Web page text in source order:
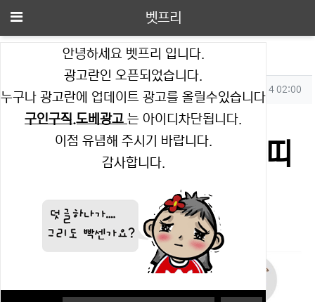
안녕하세요 벳프리 입니다.
광고란인 오픈되었습니다.
누구나 광고란에 업데이트 광고를 올릴수있습니다
구인구직.도베광고 는 아이디차단됩니다.
이점 유념해 주시기 바랍니다.
감사합니다.
메뉴 벳프리
2026년 06월 14일 띠별 운세
작성자 정보
벳프리 2026.06.14 02:00
컨텐츠 정보
952조회
2026년 06월 14일 띠
별 운세